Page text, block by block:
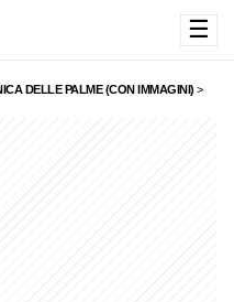
☰
DELLE PALME (CON IMMAGINI) >